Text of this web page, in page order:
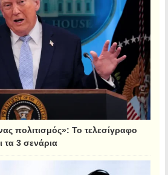
πολιτισμός»: Το τελεσίγραφο
τα 3 σενάρια